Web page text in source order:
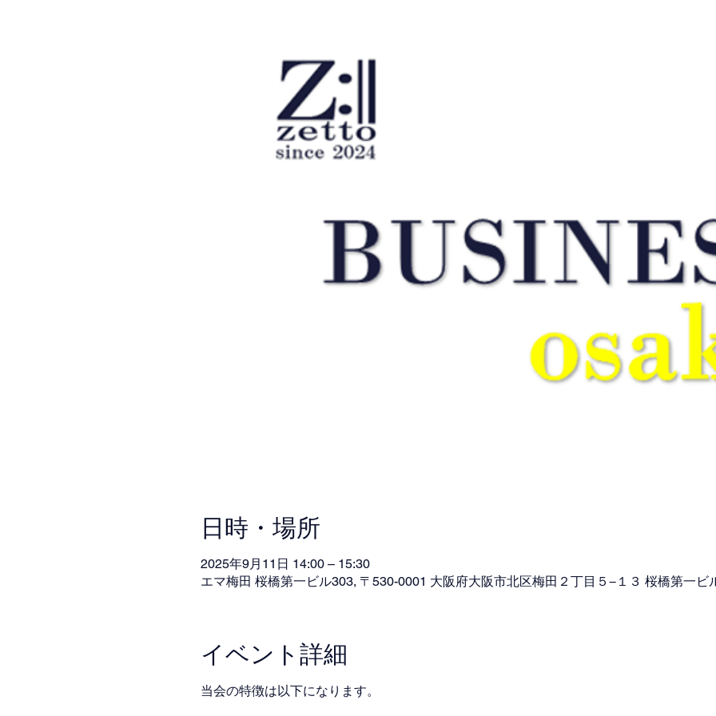
日時・場所
2025年9月11日 14:00 – 15:30
エマ梅田 桜橋第一ビル303, 〒530-0001 大阪府大阪市北区梅田２丁目５−１３ 桜橋第一ビ
イベント詳細
当会の特徴は以下になります。